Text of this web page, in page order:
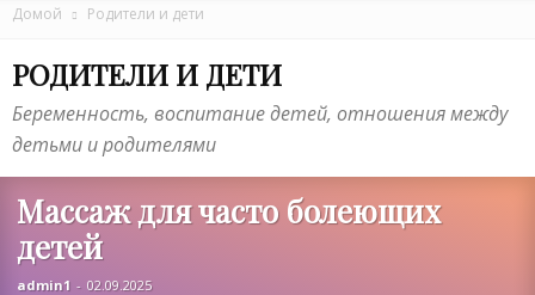
Домой Родители и дети
РОДИТЕЛИ И ДЕТИ
Беременность, воспитание детей, отношения между
детьми и родителями
Массаж для часто болеющих
детей
admin1 - 02.09.2025